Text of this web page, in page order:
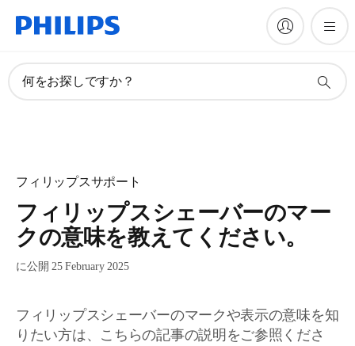
何をお探しですか？
フィリップスサポート
フィリップスシェーバーのマー
クの意味を教えてください。
に公開 25 February 2025
フィリップスシェーバーのマークや表示の意味を知
りたい方は、こちらの記事の説明をご参照くださ